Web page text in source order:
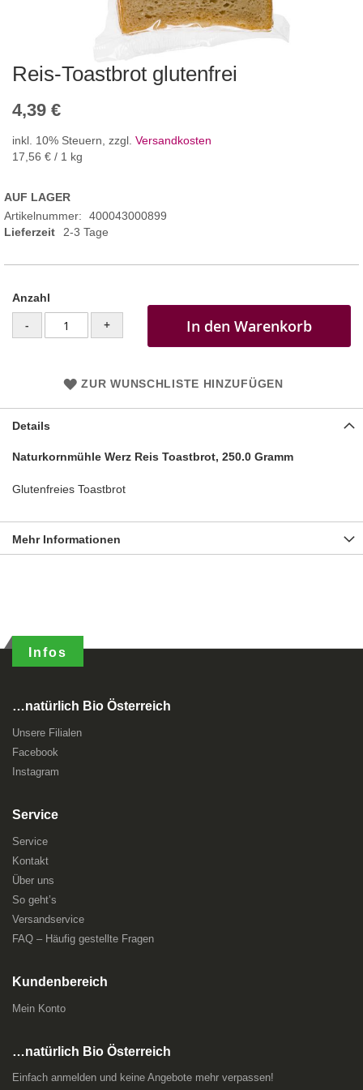
Reis-Toastbrot glutenfrei
4,39 €
inkl. 10% Steuern, zzgl. Versandkosten
17,56 € / 1 kg
AUF LAGER
Artikelnummer
400043000899
Lieferzeit
2-3 Tage
Anzahl
- + In den Warenkorb
ZUR WUNSCHLISTE HINZUFÜGEN
Details
Naturkornmühle Werz Reis Toastbrot, 250.0 Gramm
Glutenfreies Toastbrot
Mehr Informationen
Infos
…natürlich Bio Österreich
Unsere Filialen
Facebook
Instagram
Service
Service
Kontakt
Über uns
So geht’s
Versandservice
FAQ – Häufig gestellte Fragen
Kundenbereich
Mein Konto
…natürlich Bio Österreich
Einfach anmelden und keine Angebote mehr verpassen!